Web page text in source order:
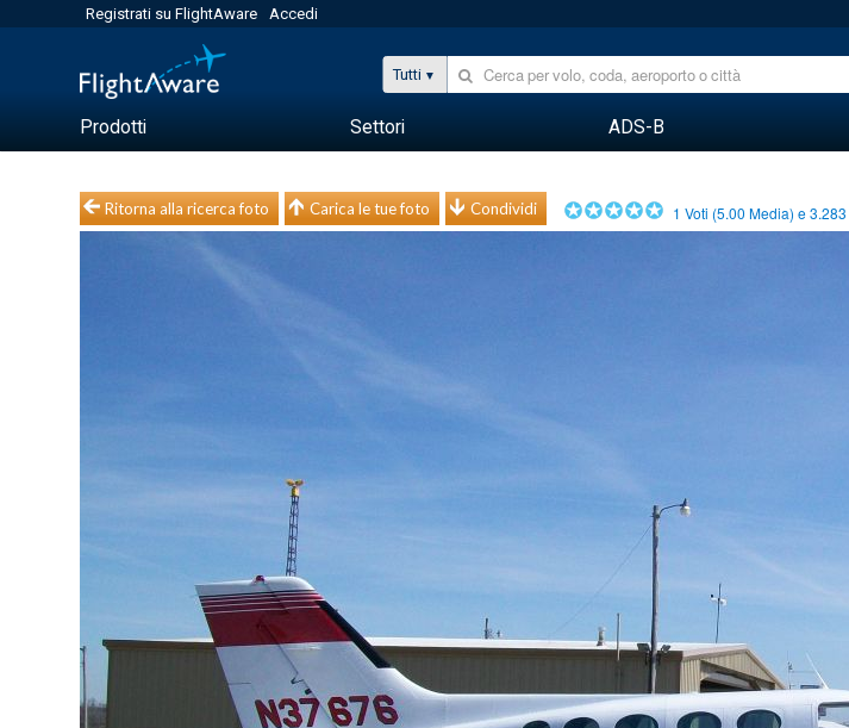
Registrati su FlightAware Accedi
Tutti
Prodotti Settori ADS-B
Ritorna alla ricerca foto Carica le tue foto Condividi 1 Voti (5.00 Media) e3.283